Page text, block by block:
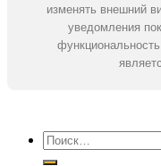
изменять внешний
уведомления
Искать: